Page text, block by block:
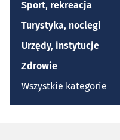
Sport, rekreacja
Turystyka, noclegi
Urzędy, instytucje
Zdrowie
Wszystkie kategorie